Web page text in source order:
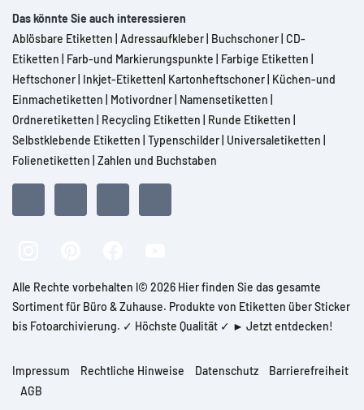
Das könnte Sie auch interessieren
Ablösbare Etiketten Adressaufkleber Buchschoner CD-
Etiketten
Farb-und Markierungspunkte Farbige Etiketten
Heftschoner Inkjet-Etiketten Kartonheftschoner Küchen-und
Einmachetiketten
Motivordner Namensetiketten
Ordneretiketten
Recycling Etiketten Runde Etiketten
Selbstklebende Etiketten Typenschilder Universaletiketten
Folienetiketten Zahlen und Buchstaben
Alle Rechte vorbehalten l© 2026 Hier finden Sie das gesamte
Sortiment für Büro & Zuhause. Produkte von Etiketten über Sticker
bis Fotoarchivierung. ✓ Höchste Qualität ✓ ► Jetzt entdecken!
Impressum Rechtliche Hinweise Datenschutz
Barrierefreiheit
AGB